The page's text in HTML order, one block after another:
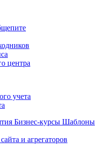
центра
учета
Бизнес-курсы Шаблоны
и агрегаторов